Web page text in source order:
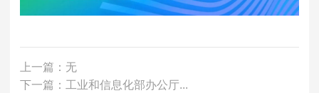
上一篇：无
下一篇：工业和信息化部办公厅...